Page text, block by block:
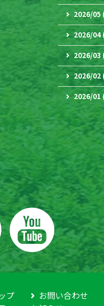
2026/05
2026/04
2026/03
2026/02
2026/01
プ
お問い合わせ